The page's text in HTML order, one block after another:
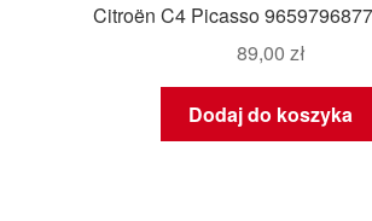
Citroën C4 Picasso
89,00 zł
Dodaj do koszyka